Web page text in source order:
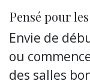
Pensé pour
Envie de
ou
des salles